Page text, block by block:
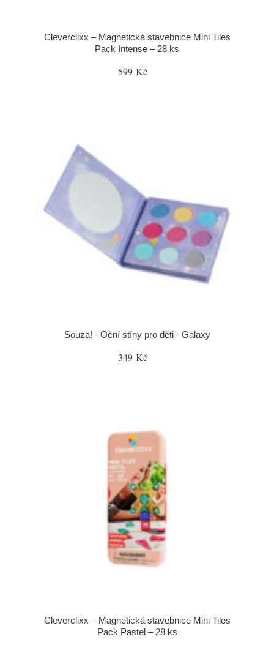
Cleverclixx – Magnetická stavebnice Mini Tiles
Pack Intense – 28 ks
599 Kč
Souza! - Oční stíny pro děti - Galaxy
349 Kč
Cleverclixx – Magnetická stavebnice Mini Tiles
Pack Pastel – 28 ks